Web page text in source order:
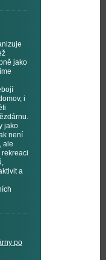
jako
i
jako
není
ale
a
po